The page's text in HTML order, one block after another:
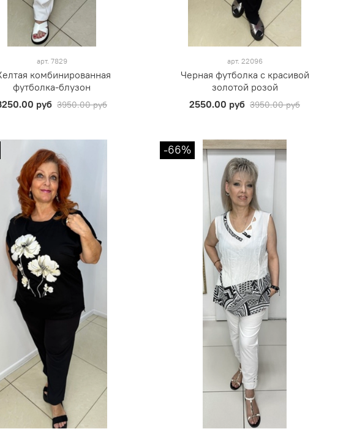
арт. 7829
комбинированная
футболка-блузон
руб 3950.00 руб
арт. 22096
Черная футболка с красивой
золотой розой
2550.00 руб 3950.00 руб
-66%